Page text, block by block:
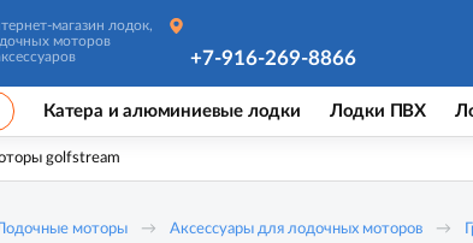
магазин лодок,
моторов
+7-916-269-8866
Катера и алюминиевые лодки Лодки ПВХ
golfstream
моторы Аксессуары для лодочных моторов